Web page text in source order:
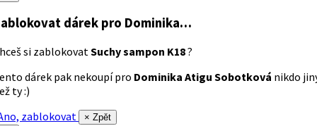
dárek pro Dominika…
si zablokovatSuchy sampon K18?
dárek pak nekoupí pro Dominika Atigu Sobotková nikdo
ty :)
zablokovat
× Zpět